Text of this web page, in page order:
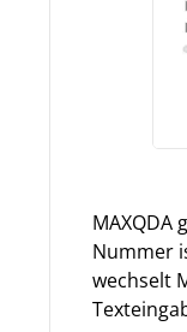
Nummer
wechselt